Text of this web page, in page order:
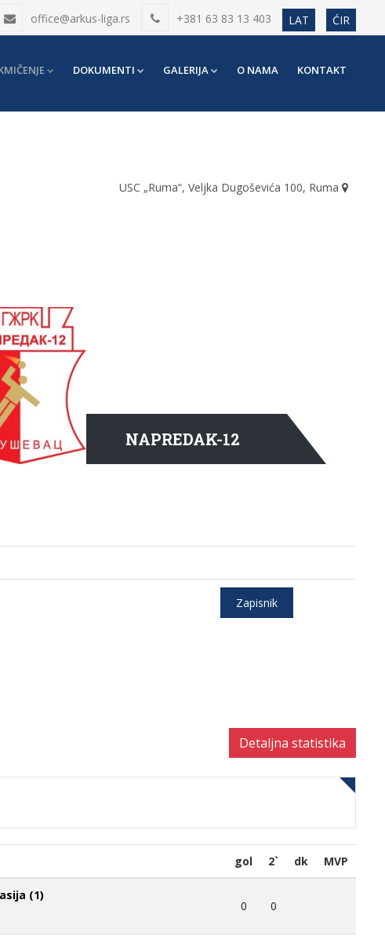
office@arkus-liga.rs +381 63 83 13 403 LAT ĆIR
DOKUMENTI GALERIJA O NAMA KONTAKT
USC „Ruma“, Veljka Dugoševića 100, Ruma
NAPREDAK-12
Zapisnik
Detaljna statistika
gol 2` dk MVP
(1)
0 0